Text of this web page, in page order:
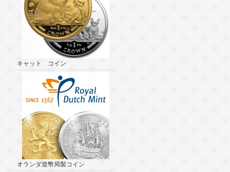
キャット コイン
オランダ造幣局製コイン